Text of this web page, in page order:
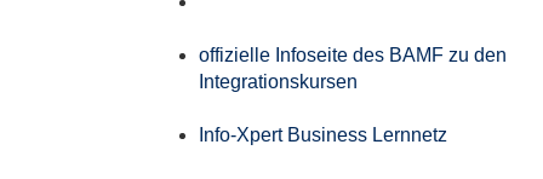
offizielle Infoseite des BAMF zu den
Integrationskursen
Info-Xpert Business Lernnetz